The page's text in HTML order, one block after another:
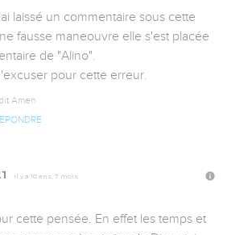
laissé un commentaire sous cette
fausse maneouvre elle s'est placée
de "Alino".
pour cette erreur.
Amen
Il y a 10 ans, 7 mois
cette pensée. En effet les temps et